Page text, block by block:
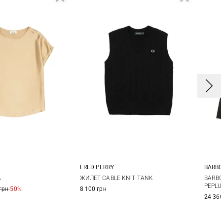
-50%
6 8 10
FRED PERRY
ЖИЛЕТ CABLE KNIT TANK
8 100 грн
6
24